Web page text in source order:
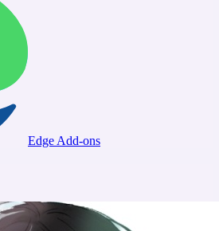
Edge Add-ons